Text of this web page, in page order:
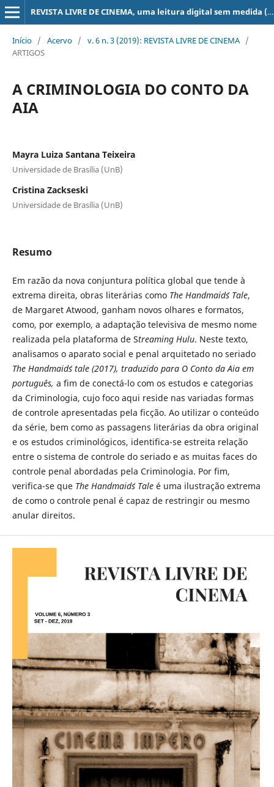
REVISTA LIVRE DE CINEMA, uma leitura digital sem medida (super 8, 16, 35, 70 mm, ...)
Início / Acervo / v. 6 n. 3 (2019): REVISTA LIVRE DE CINEMA /
ARTIGOS
A CRIMINOLOGIA DO CONTO DA
AIA
Mayra Luiza Santana Teixeira
Universidade de Brasília (UnB)
Cristina Zackseski
Universidade de Brasília (UnB)
Resumo
Em razão da nova conjuntura política global que tende à
extrema direita, obras literárias como The Handmaid´s Tale,
de Margaret Atwood, ganham novos olhares e formatos,
como, por exemplo, a adaptação televisiva de mesmo nome
realizada pela plataforma de Streaming Hulu. Neste texto,
analisamos o aparato social e penal arquitetado no seriado
The Handmaid´s tale (2017), traduzido para O Conto da Aia em
português, a fim de conectá-lo com os estudos e categorias
da Criminologia, cujo foco aqui reside nas variadas formas
de controle apresentadas pela ficção. Ao utilizar o conteúdo
da série, bem como as passagens literárias da obra original
e os estudos criminológicos, identifica-se estreita relação
entre o sistema de controle do seriado e as muitas faces do
controle penal abordadas pela Criminologia. Por fim,
verifica-se que The Handmaid´s Taleé uma ilustração extrema
de como o controle penal é capaz de restringir ou mesmo
anular direitos.